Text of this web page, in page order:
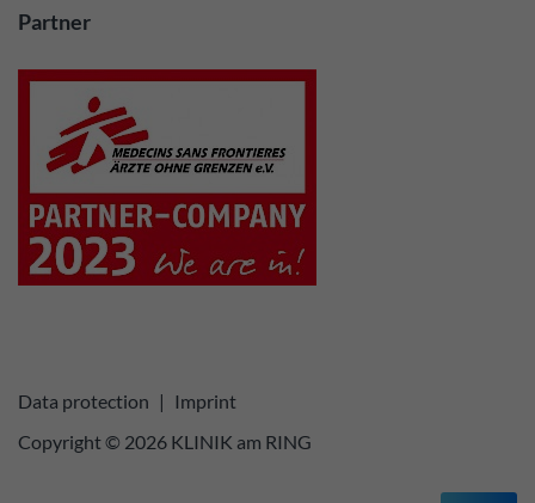
Partner
Data protection | Imprint
Copyright © 2026 KLINIK am RING